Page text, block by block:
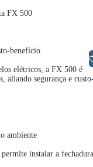
FX 500
benefício
elétricos, a FX 500 é
aliando segurança e
ambiente
instalar a fechadura